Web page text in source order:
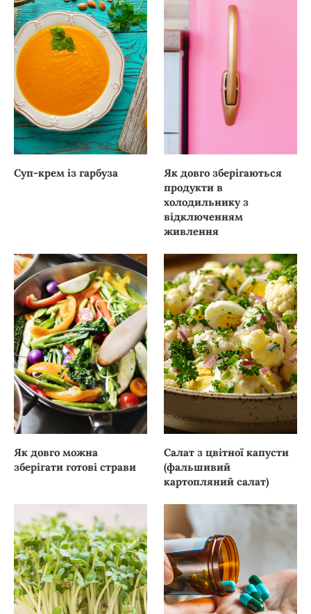
Суп-крем із гарбуза
Як довго зберігаються
продукти в
холодильнику з
відключенням
живлення
Як довго можна
зберігати готові страви
Салат з цвітної капусти
(фальшивий
картопляний салат)